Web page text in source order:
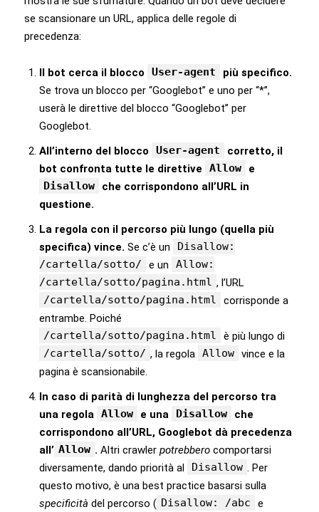
se scansionare un URL, applica delle regole di
precedenza:
Il bot cerca il blocco User-agent
più specifico.
Se trova un blocco per “Googlebot” e uno per “*”,
userà le direttive del blocco “Googlebot” per
Googlebot.
All’interno del blocco
User-agent
corretto, il
bot confronta tutte le direttive
Allow
e
Disallow
che corrispondono all’URL in
questione.
La regola con il percorso più lungo (quella più
specifica) vince. Se c’è un
Disallow:
/cartella/sotto/
e un
Allow:
/cartella/sotto/pagina.html , l’URL
/cartella/sotto/pagina.html
corrisponde a
entrambe. Poiché
/cartella/sotto/pagina.html
è più lungo di
/cartella/sotto/ , la regola Allow vince e la
pagina è scansionabile.
In caso di parità di lunghezza del percorso tra
una regola
Allow e una Disallow
che
corrispondono all’URL, Googlebot dà precedenza
all’ Allow . Altri crawler potrebbero comportarsi
diversamente, dando priorità al
Disallow
. Per
questo motivo, è una best practice basarsi sulla
specificità del percorso ( Disallow: /abc
e